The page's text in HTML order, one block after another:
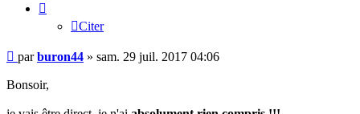
Citer
Message
parburon44 » sam. 29 juil. 2017 04:06
Bonsoir,